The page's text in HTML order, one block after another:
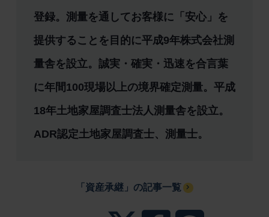
登録。測量を通してお客様に「安心」を
提供することを目的に平成9年株式会社測
量舎を設立。誠実・確実・迅速を合言葉
に年間100現場以上の境界確定測量。平成
18年土地家屋調査士法人測量舎を設立。
ADR認定土地家屋調査士、測量士。
「資産承継」の記事一覧